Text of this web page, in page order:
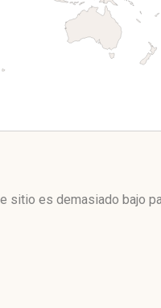
es demasiado bajo